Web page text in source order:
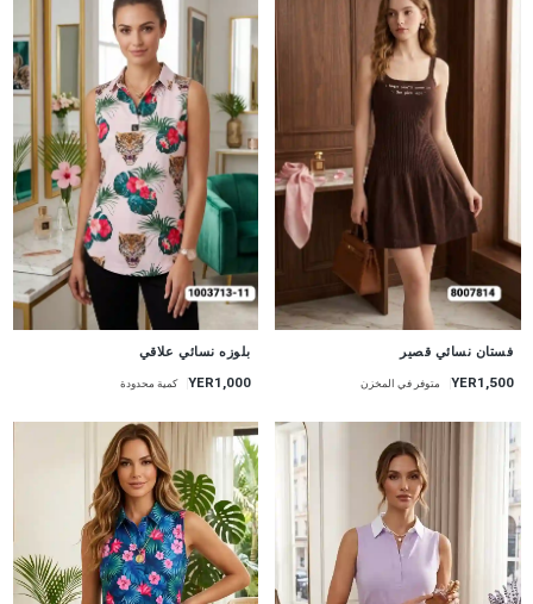
فستان نسائي قصير
YER1,500 متوفر في المخزن
بلوزه نسائي علاقي
YER1,000 كمية محدودة